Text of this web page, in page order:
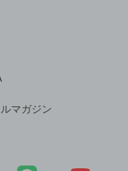
ルマガジン